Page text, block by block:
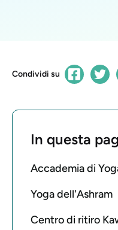
Condividi su
In questa
Accademia di
Yoga dell'Ashram
Centro di ritiro